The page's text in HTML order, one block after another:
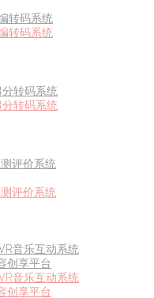
转码系统
转码系统
转码系统
转码系统
评价系统
评价系统
音乐互动系统
创享平台
音乐互动系统
创享平台